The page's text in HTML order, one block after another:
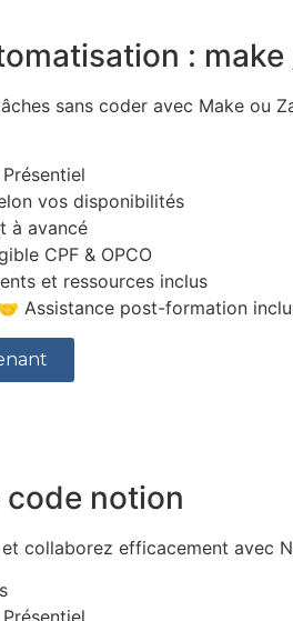
:
sans coder avec Make ou
vos disponibilités
à avancé
CPF & OPCO
et ressources inclus
Assistance post-formation
code notion
collaborez efficacement avec